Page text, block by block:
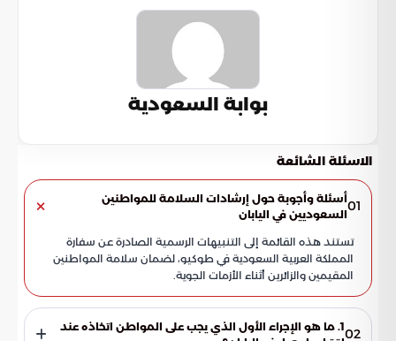
بوابة السعودية
الاسئلة الشائعة
01أسئلة وأجوبة حول إرشادات السلامة للمواطنين
السعوديين في اليابان
تستند هذه القائمة إلى التنبيهات الرسمية الصادرة عن سفارة
المملكة العربية السعودية في طوكيو، لضمان سلامة المواطنين
المقيمين والزائرين أثناء الأزمات الجوية.
02 1. ما هو الإجراء الأول الذي يجب على المواطن اتخاذه عند